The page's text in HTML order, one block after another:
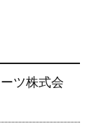
ツ株式会